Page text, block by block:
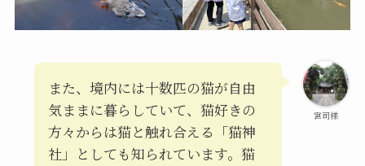
宮司様
また、境内には十数匹の猫が自由
気ままに暮らしていて、猫好きの
方々からは猫と触れ合える「猫神
社」としても知られています。猫